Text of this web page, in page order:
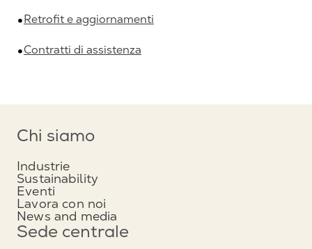
Retrofit e aggiornamenti
Contratti di assistenza
Chi siamo
Industrie
Sustainability
Eventi
Lavora con noi
News and media
Sede centrale